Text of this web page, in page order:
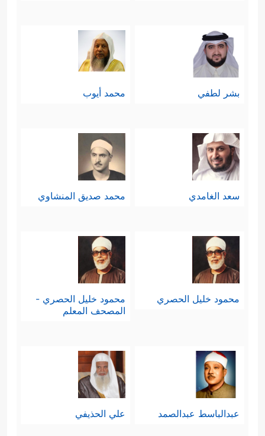
بشر لطفي محمد أيوب
سعد الغامدي محمد صديق المنشاوي
محمود خليل الحصري
محمود خليل الحصري -
المصحف المعلم
عبدالباسط عبدالصمد علي الحذيفي